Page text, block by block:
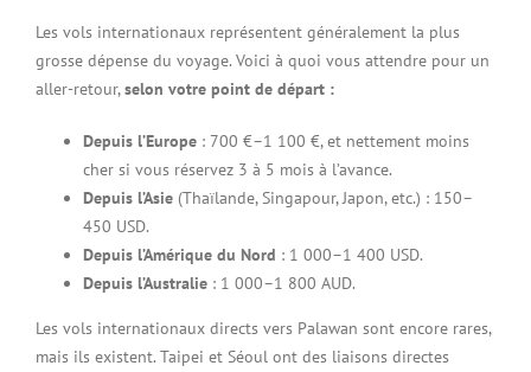
Les vols internationaux représentent généralement la plus
grosse dépense du voyage. Voici à quoi vous attendre pour un
aller-retour,selon votre point de départ :
Depuis l’Europe : 700 €–1 100 €, et nettement moins
cher si vous réservez 3 à 5 mois à l’avance.
Depuis l’Asie (Thaïlande, Singapour, Japon, etc.) : 150–
450 USD.
Depuis l’Amérique du Nord : 1 000–1 400 USD.
Depuis l’Australie : 1 000–1 800 AUD.
Les vols internationaux directs vers Palawan sont encore rares,
mais ils existent. Taipei et Séoul ont des liaisons directes